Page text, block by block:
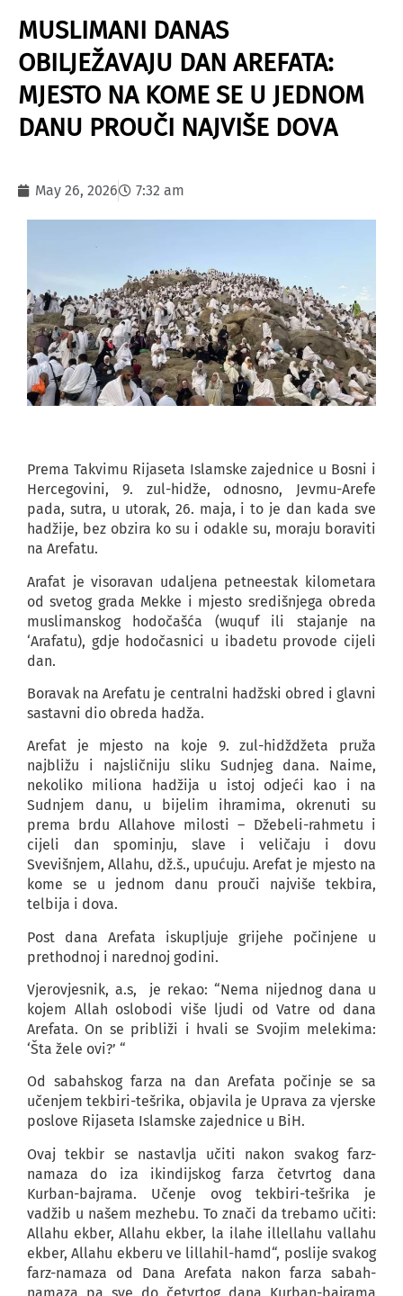
MUSLIMANI DANAS
OBILJEŽAVAJU DAN AREFATA:
MJESTO NA KOME SE U JEDNOM
DANU PROUČI NAJVIŠE DOVA
May 26, 2026 7:32 am
Prema Takvimu Rijaseta Islamske zajednice u Bosni i
Hercegovini, 9. zul-hidže, odnosno, Jevmu-Arefe
pada, sutra, u utorak, 26. maja, i to je dan kada sve
hadžije, bez obzira ko su i odakle su, moraju boraviti
na Arefatu.
Arafat je visoravan udaljena petneestak kilometara
od svetog grada Mekke i mjesto središnjega obreda
muslimanskog hodočašća (wuquf ili stajanje na
‘Arafatu), gdje hodočasnici u ibadetu provode cijeli
dan.
Boravak na Arefatu je centralni hadžski obred i glavni
sastavni dio obreda hadža.
Arefat je mjesto na koje 9. zul-hidždžeta pruža
najbližu i najsličniju sliku Sudnjeg dana. Naime,
nekoliko miliona hadžija u istoj odjeći kao i na
Sudnjem danu, u bijelim ihramima, okrenuti su
prema brdu Allahove milosti – Džebeli-rahmetu i
cijeli dan spominju, slave i veličaju i dovu
Svevišnjem, Allahu, dž.š., upućuju. Arefat je mjesto na
kome se u jednom danu prouči najviše tekbira,
telbija i dova.
Post dana Arefata iskupljuje grijehe počinjene u
prethodnoj i narednoj godini.
Vjerovjesnik, a.s, je rekao: “Nema nijednog dana u
kojem Allah oslobodi više ljudi od Vatre od dana
Arefata. On se približi i hvali se Svojim melekima:
‘Šta žele ovi?’ “
Od sabahskog farza na dan Arefata počinje se sa
učenjem tekbiri-tešrika, objavila je Uprava za vjerske
poslove Rijaseta Islamske zajednice u BiH.
Ovaj tekbir se nastavlja učiti nakon svakog farz-
namaza do iza ikindijskog farza četvrtog dana
Kurban-bajrama. Učenje ovog tekbiri-tešrika je
vadžib u našem mezhebu. To znači da trebamo učiti:
Allahu ekber, Allahu ekber, la ilahe illellahu vallahu
ekber, Allahu ekberu ve lillahil-hamd“, poslije svakog
farz-namaza od Dana Arefata nakon farza sabah-